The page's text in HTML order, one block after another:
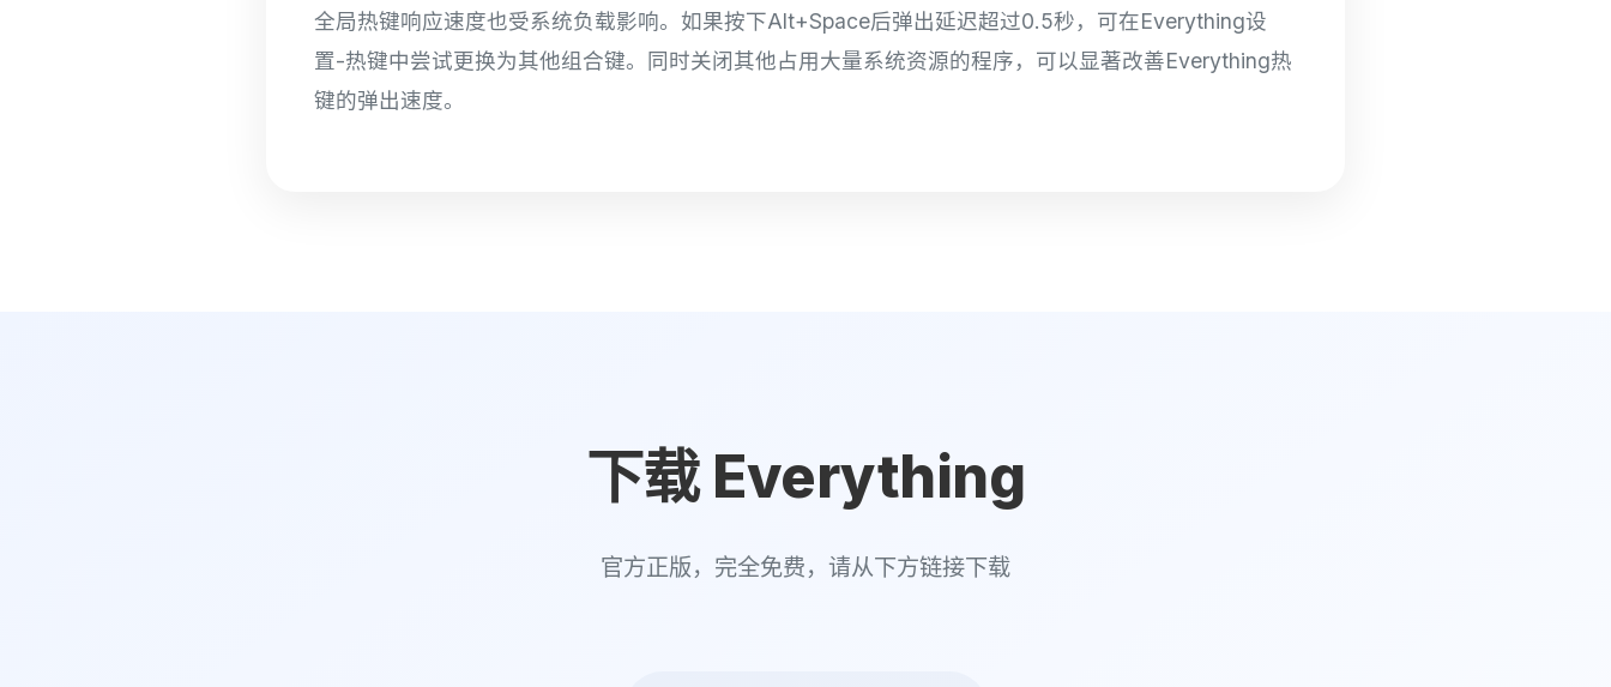
全局热键响应速度也受系统负载影响。如果按下Alt+Space后弹出延迟超过0.5秒，可在Everything设
置-热键中尝试更换为其他组合键。同时关闭其他占用大量系统资源的程序，可以显著改善Everything热
键的弹出速度。
下载 Everything
官方正版，完全免费，请从下方链接下载